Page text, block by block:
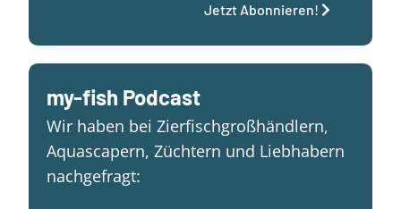
Jetzt Abonnieren!
my-fish Podcast
Wir haben bei Zierfischgroßhändlern,
Aquascapern, Züchtern und Liebhabern
nachgefragt: